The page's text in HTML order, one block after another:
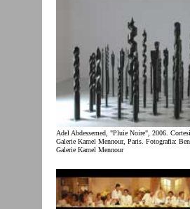
Adel Abdessemed, "Pluie Noire", 2006.
Galerie Kamel Mennour, Paris. Fotografia:
Galerie Kamel Mennour